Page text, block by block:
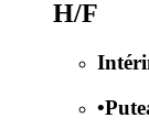
H/F
•